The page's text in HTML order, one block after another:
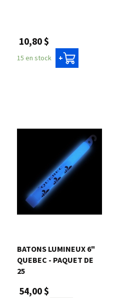
10,80 $
15 en stock +
BATONS LUMINEUX 6"
QUEBEC - PAQUET DE
25
54,00 $